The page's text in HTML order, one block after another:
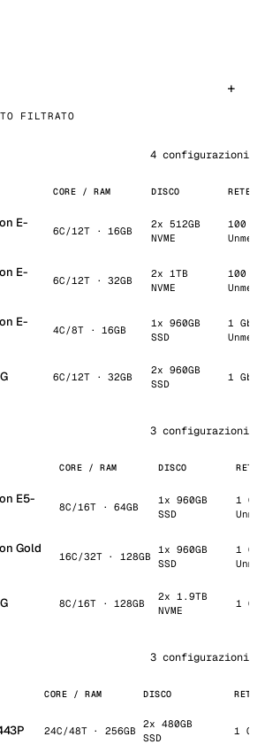
FILTRATO
4 configurazioni
CORE / RAM DISCO RETE /
E-
6C/12T · 16GB
2x 512GB
NVME
100
E-
6C/12T · 32GB
2x 1TB
NVME
100
E-
4C/8T · 16GB
1x 960GB
SSD
1
6C/12T · 32GB
2x 960GB
SSD
1
3 configurazioni
CORE / RAM DISCO RETE
E5-
8C/16T · 64GB
1x 960GB
SSD
1
Gold
16C/32T · 128GB
1x 960GB
SSD
1
8C/16T · 128GB
2x 1.9TB
NVME
1
3 configurazioni
CORE / RAM DISCO RETE
24C/48T · 256GB
2x 480GB
SSD
1